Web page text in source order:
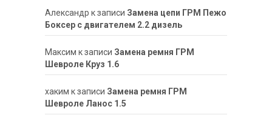
Александр к записи Замена цепи ГРМ Пежо
Боксер с двигателем 2.2 дизель
Максим к записи Замена ремня ГРМ
Шевроле Круз 1.6
хаким к записи Замена ремня ГРМ
Шевроле Ланос 1.5